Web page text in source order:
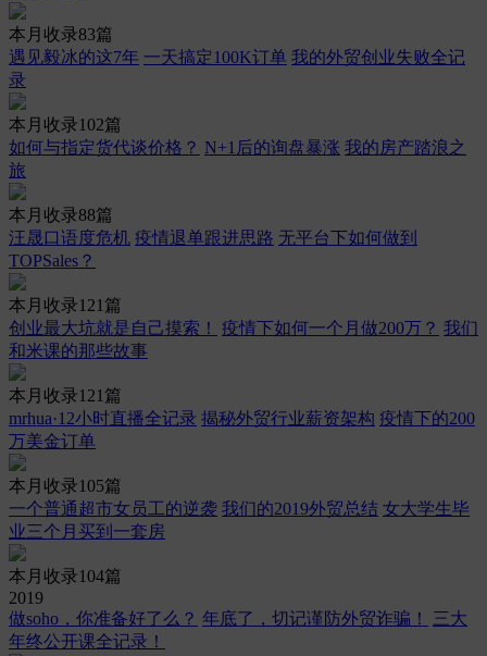
本月收录83篇
遇见毅冰的这7年 一天搞定100K订单 我的外贸创业失败全记
录
本月收录102篇
如何与指定货代谈价格？ N+1后的询盘暴涨 我的房产踏浪之
旅
本月收录88篇
汪晟口语度危机 疫情退单跟进思路 无平台下如何做到
TOPSales？
本月收录121篇
创业最大坑就是自己摸索！
疫情下如何一个月做200万？ 我们
和米课的那些故事
本月收录121篇
mrhua·12小时直播全记录 揭秘外贸行业薪资架构 疫情下的200
万美金订单
本月收录105篇
一个普通超市女员工的逆袭 我们的2019外贸总结 女大学生毕
业三个月买到一套房
本月收录104篇
2019
做soho，你准备好了么？ 年底了，切记谨防外贸诈骗！
三大
年终公开课全记录！